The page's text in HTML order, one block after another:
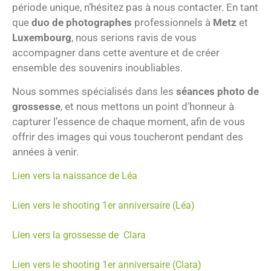
période unique, n’hésitez pas à nous contacter. En tant
que duo de photographes professionnels à Metz et
Luxembourg, nous serions ravis de vous
accompagner dans cette aventure et de créer
ensemble des souvenirs inoubliables.
Nous sommes spécialisés dans les séances photo de
grossesse, et nous mettons un point d’honneur à
capturer l’essence de chaque moment, afin de vous
offrir des images qui vous toucheront pendant des
années à venir.
Lien vers la naissance de Léa
Lien vers le shooting 1er anniversaire (Léa)
Lien vers la grossesse de Clara
Lien vers le shooting 1er anniversaire (Clara)